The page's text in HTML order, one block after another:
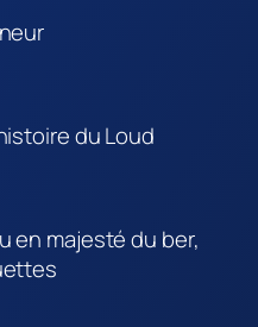
du Loud
en majesté du ber,